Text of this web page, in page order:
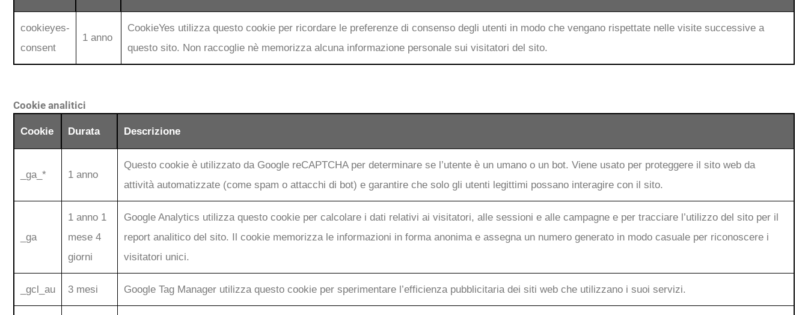
cookieyes-
consent
1 anno
CookieYes utilizza questo cookie per ricordare le preferenze di consenso degli utenti in modo che vengano rispettate nelle visite successive a
questo sito. Non raccoglie nè memorizza alcuna informazione personale sui visitatori del sito.
Cookie analitici
Cookie Durata Descrizione
_ga_* 1 anno
Questo cookie è utilizzato da Google reCAPTCHA per determinare se l’utente è un umano o un bot. Viene usato per proteggere il sito web da
attività automatizzate (come spam o attacchi di bot) e garantire che solo gli utenti legittimi possano interagire con il sito.
_ga
1 anno 1
mese 4
giorni
Google Analytics utilizza questo cookie per calcolare i dati relativi ai visitatori, alle sessioni e alle campagne e per tracciare l’utilizzo del sito per il
report analitico del sito. Il cookie memorizza le informazioni in forma anonima e assegna un numero generato in modo casuale per riconoscere i
visitatori unici.
_gcl_au 3 mesi Google Tag Manager utilizza questo cookie per sperimentare l’efficienza pubblicitaria dei siti web che utilizzano i suoi servizi.